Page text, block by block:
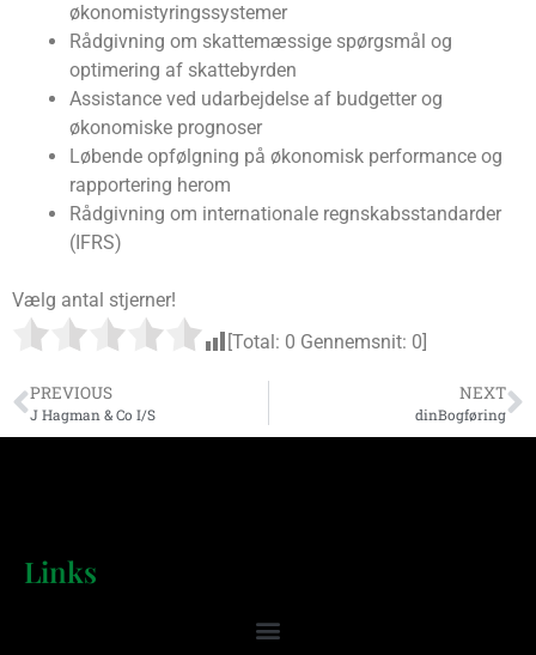
økonomistyringssystemer
Rådgivning om skattemæssige spørgsmål og
optimering af skattebyrden
Assistance ved udarbejdelse af budgetter og
økonomiske prognoser
Løbende opfølgning på økonomisk performance og
rapportering herom
Rådgivning om internationale regnskabsstandarder
(IFRS)
Vælg antal stjerner!
[Total: 0 Gennemsnit: 0
PREVIOUS
J Hagman & Co I/S
NEXT
dinBogføring
Links